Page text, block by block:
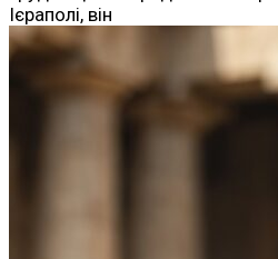
Ієраполі, він